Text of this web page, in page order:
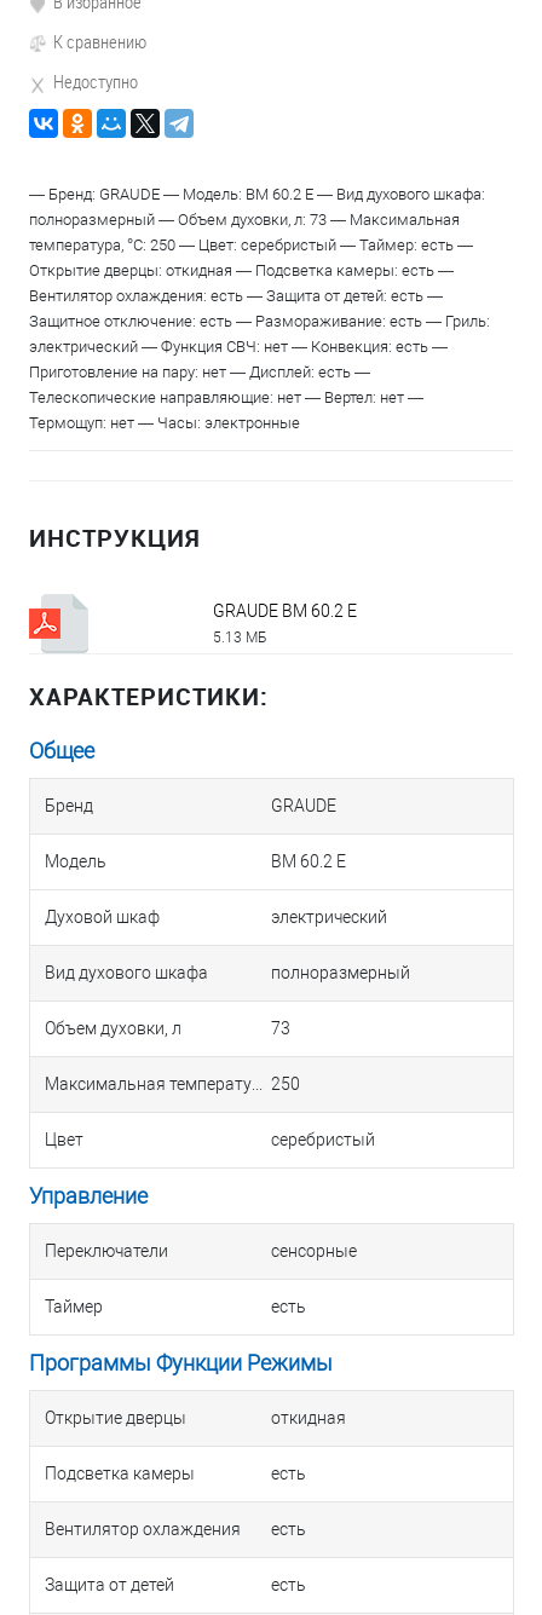
К сравнению
Недоступно
— Бренд: GRAUDE — Модель: BM 60.2 E — Вид духового шкафа:
полноразмерный — Объем духовки, л: 73 — Максимальная
температура, °С: 250 — Цвет: серебристый — Таймер: есть —
Открытие дверцы: откидная — Подсветка камеры: есть —
Вентилятор охлаждения: есть — Защита от детей: есть —
Защитное отключение: есть — Размораживание: есть — Гриль:
электрический — Функция СВЧ: нет — Конвекция: есть —
Приготовление на пару: нет — Дисплей: есть —
Телескопические направляющие: нет — Вертел: нет —
Термощуп: нет — Часы: электронные
ИНСТРУКЦИЯ
GRAUDE BM 60.2 E
5.13 МБ
ХАРАКТЕРИСТИКИ:
Общее
Бренд GRAUDE
Модель BM 60.2 E
Духовой шкаф электрический
Вид духового шкафа полноразмерный
Объем духовки, л 73
250
Цвет серебристый
Управление
Переключатели сенсорные
Таймер есть
Программы Функции Режимы
Открытие дверцы откидная
Подсветка камеры есть
Вентилятор охлаждения есть
Защита от детей есть